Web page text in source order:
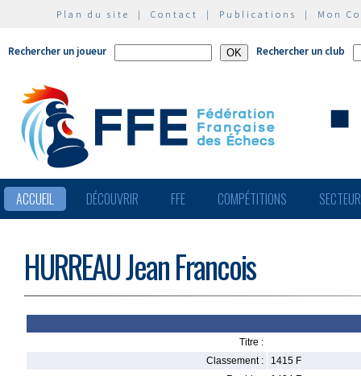
Plan du site | Contact | Publications | Mon
Rechercher un joueur Rechercher un club
ACCUEIL DÉCOUVRIR FFE COMPÉTITIONS
HURREAU Jean Francois
Titre :
Classement :
1415 F